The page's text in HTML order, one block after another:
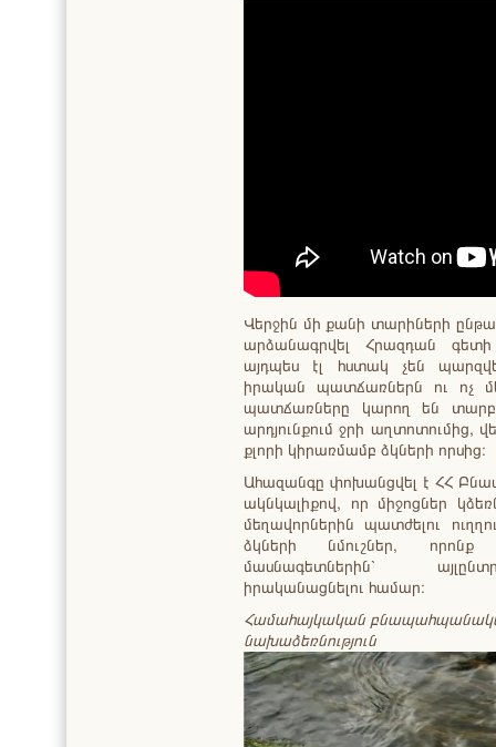
Վերջին մի քանի տարիների
արձանագրվել Հրազդան
այդպես էլ հստակ չեն
իրական պատճառներն ու ոչ
պատճառները կարող են
արդյունքում ջրի աղտոտումից,
քլորի կիրառմամբ ձկների որսից։
Ահազանգը փոխանցվել է ՀՀ
ակնկալիքով, որ միջոցներ
մեղավորներին պատժելու
ձկների նմուշներ,
մասնագետներին՝
իրականացնելու համար։
Համահայկական
նախաձեռնություն